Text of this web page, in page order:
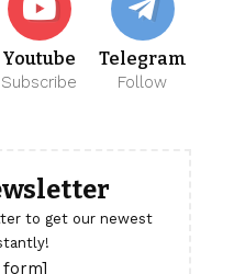
Youtube
Subscribe
Telegram
Follow
to get our newest